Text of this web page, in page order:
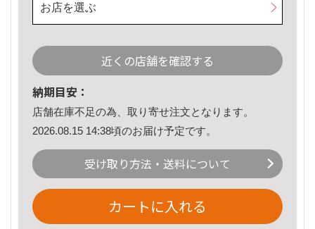
お店を選ぶ
近くの店舗を確認する
納期目安：
店舗在庫不足の為、取り寄せ注文となります。
2026.08.15 14:38頃のお届け予定です。
受け取り方法・送料について
カートに入れる